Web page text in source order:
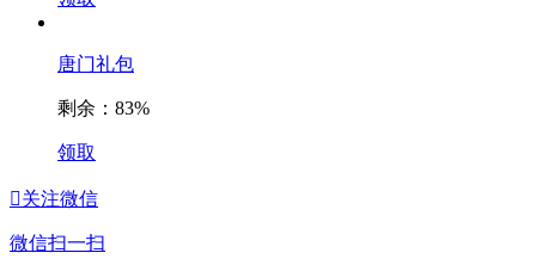
唐门礼包
剩余： 83%
领取
关注微信
微信扫一扫